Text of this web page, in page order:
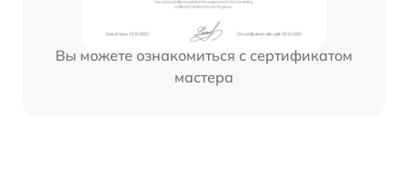
Вы можете ознакомиться с сертификатом
мастера